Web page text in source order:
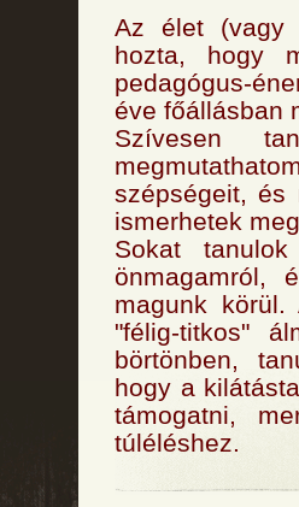
Az élet (vagy
hozta, hogy
pedagógus-
éve főállásban
Szívesen
szépségeit, és
ismerhetek
Sokat
önmagamról,
magunk
"félig-titkos"
börtönben,
hogy a
támogatni,
túléléshez.